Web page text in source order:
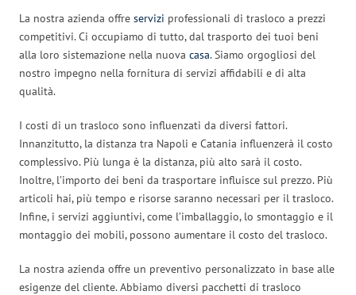
La nostra azienda offre servizi professionali di trasloco a prezzi
competitivi. Ci occupiamo di tutto, dal trasporto dei tuoi beni
alla loro sistemazione nella nuova casa. Siamo orgogliosi del
nostro impegno nella fornitura di servizi affidabili e di alta
qualità.
I costi di un trasloco sono influenzati da diversi fattori.
Innanzitutto, la distanza tra Napoli e Catania influenzerà il costo
complessivo. Più lunga è la distanza, più alto sarà il costo.
Inoltre, l’importo dei beni da trasportare influisce sul prezzo. Più
articoli hai, più tempo e risorse saranno necessari per il trasloco.
Infine, i servizi aggiuntivi, come l’imballaggio, lo smontaggio e il
montaggio dei mobili, possono aumentare il costo del trasloco.
La nostra azienda offre un preventivo personalizzato in base alle
esigenze del cliente. Abbiamo diversi pacchetti di trasloco